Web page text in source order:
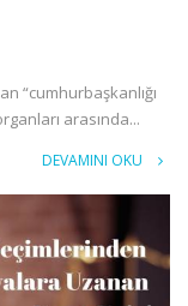
“cumhurbaşkanlığı
arasında...
DEVAMINI OKU